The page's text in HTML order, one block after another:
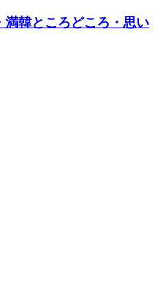
満韓ところどころ・思い